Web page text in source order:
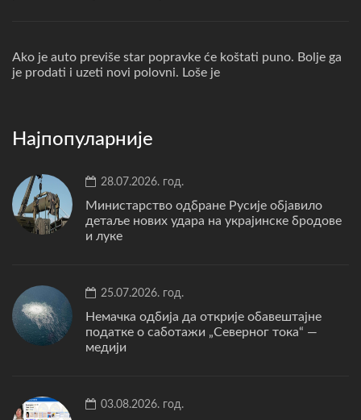
Ako je auto previše star popravke će koštati puno. Bolje ga
je prodati i uzeti novi polovni. Loše je
Најпопуларније
28.07.2026. год.
Министарство одбране Русије објавило
детаље нових удара на украјинске бродове
и луке
25.07.2026. год.
Немачка одбија да открије обавештајне
податке о саботажи „Северног тока“ —
медији
03.08.2026. год.